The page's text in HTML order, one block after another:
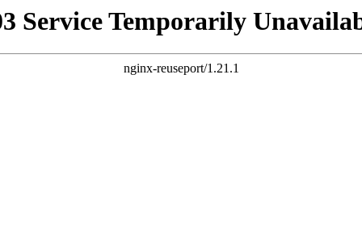
Service Temporarily
nginx-reuseport/1.21.1